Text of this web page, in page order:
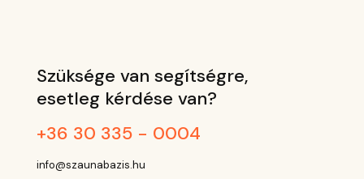
Szüksége van segítségre,
esetleg kérdése van?
+36 30 335 - 0004
info@szaunabazis.hu